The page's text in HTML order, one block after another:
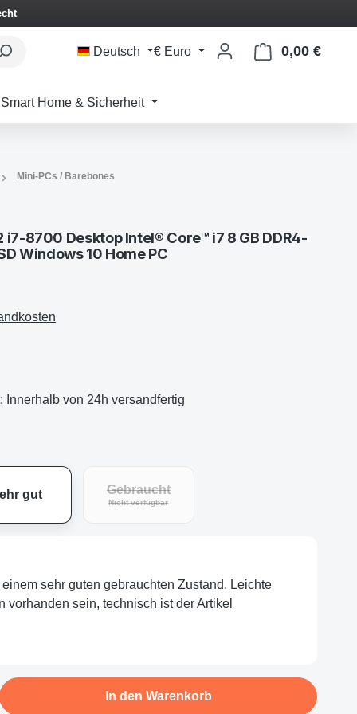
Deutsch € Euro 0,00 €
Smart Home & Sicherheit
Mini-PCs / Barebones
i7-8700 Desktop Intel® Core™ i7 8 GB DDR4-
Windows 10 Home PC
von 24h versandfertig
gut Gebraucht
Nicht verfügbar
sehr guten gebrauchten Zustand. Leichte
vorhanden sein, technisch ist der Artikel
den gewünschten Wert ein oder
In den Warenkorb